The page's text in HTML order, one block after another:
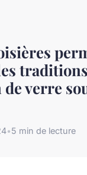
verre
•5 min de lecture